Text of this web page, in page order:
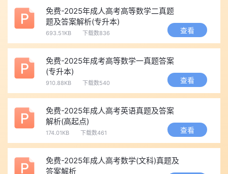
免费-2025年成人高考高等数学二真题
题及答案解析(专升本)
693.51KB 下载数836 查看
免费-2025年成考高等数学一真题答案
(专升本)
910.88KB 下载数540 查看
免费-2025年成人高考英语真题及答案
解析(高起点)
174.01KB 下载数461 查看
免费-2025年成人高考数学(文科)真题及
答案解析